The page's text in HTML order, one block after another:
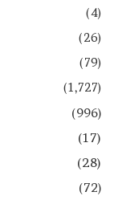
(4)
(26)
(79)
(1,727)
(996)
(17)
(28)
(72)